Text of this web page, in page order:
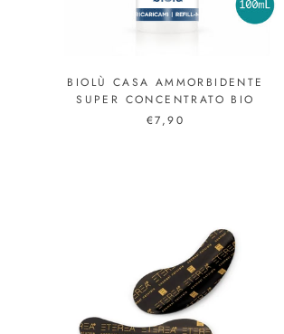
BIOLÙ CASA AMMORBIDENTE
SUPER CONCENTRATO BIO
€7,90